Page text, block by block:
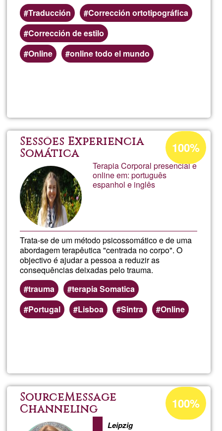
Traducción
Corrección ortotipográfica
Corrección de estilo
Online
online todo el mundo
de
Sessões Expêriencia
Somática
Terapia Corporal presencial e
online em: português
espanhol e inglês
Trata-se de um método psicossomático e de uma
abordagem terapêutica "centrada no corpo". O
objectivo é ajudar a pessoa a reduzir as
consequências deixadas pelo trauma.
trauma
terapia Somatica
Portugal
Lisboa Sintra Online
Acceptance
percentage
of
Ğ1
100%
SourceMessage
Channeling
Leipzig
Acceptance
percentage
100%